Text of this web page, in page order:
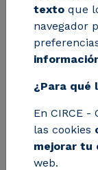
El
fase
texto que
navegador
¿Para qué
En CIRCE
las cookies
mejorar tu
web.